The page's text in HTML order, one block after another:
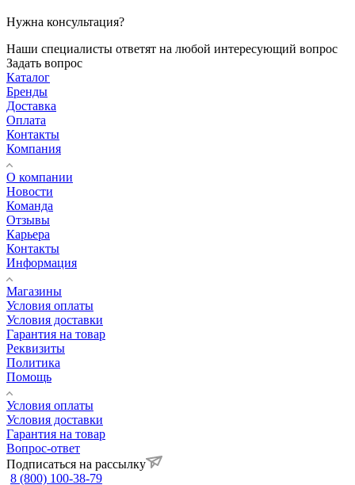
Нужна консультация?
Наши специалисты ответят на любой интересующий вопрос
Задать вопрос
Каталог
Бренды
Доставка
Оплата
Контакты
Компания
О компании
Новости
Команда
Отзывы
Карьера
Контакты
Информация
Магазины
Условия оплаты
Условия доставки
Гарантия на товар
Реквизиты
Политика
Помощь
Условия оплаты
Условия доставки
Гарантия на товар
Вопрос-ответ
Подписаться на рассылку
8 (800) 100-38-79